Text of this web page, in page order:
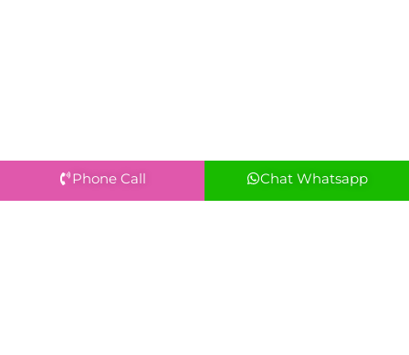
Phone Call Chat Whatsapp